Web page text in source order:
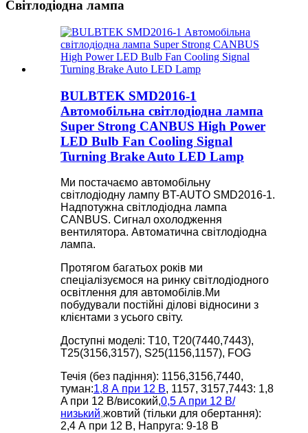
Світлодіодна лампа
BULBTEK SMD2016-1
Автомобільна світлодіодна лампа
Super Strong CANBUS High Power
LED Bulb Fan Cooling Signal
Turning Brake Auto LED Lamp
Ми постачаємо автомобільну
світлодіодну лампу BT-AUTO SMD2016-1.
Надпотужна світлодіодна лампа
CANBUS. Сигнал охолодження
вентилятора. Автоматична світлодіодна
лампа.
Протягом багатьох років ми
спеціалізуємося на ринку світлодіодного
освітлення для автомобілів.Ми
побудували постійні ділові відносини з
клієнтами з усього світу.
Доступні моделі: T10, T20(7440,7443),
T25(3156,3157), S25(1156,1157), FOG
Течія (без падіння): 1156,3156,7440,
туман:1,8 А при 12 В, 1157, 3157,7443: 1,8
A при 12 В/високий,0,5 A при 12 В/
низький,жовтий (тільки для обертання):
2,4 А при 12 В, Напруга: 9-18 В